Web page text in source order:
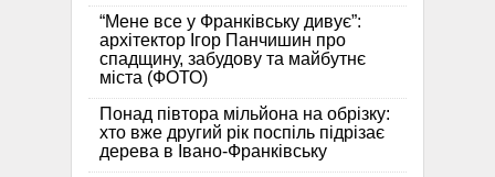
“Мене все у Франківську дивує”:
архітектор Ігор Панчишин про
спадщину, забудову та майбутнє
міста (ФОТО)
Понад півтора мільйона на обрізку:
хто вже другий рік поспіль підрізає
дерева в Івано-Франківську